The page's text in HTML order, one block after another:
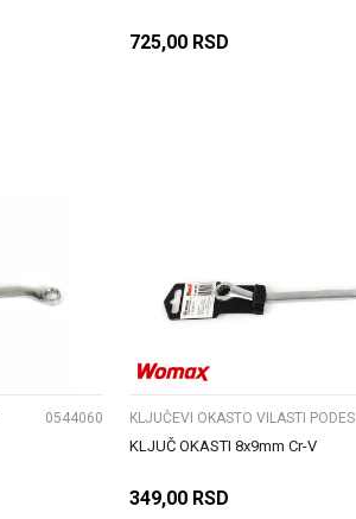
725,00 RSD
0544060
UPOREDI
KLJUČEVI OKASTO VILASTI PODES
KLJUČ OKASTI 8x9mm Cr-V
349,00 RSD